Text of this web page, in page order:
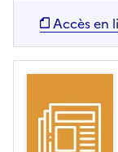
Accès en